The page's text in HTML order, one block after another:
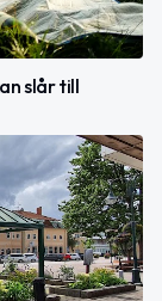
slår till